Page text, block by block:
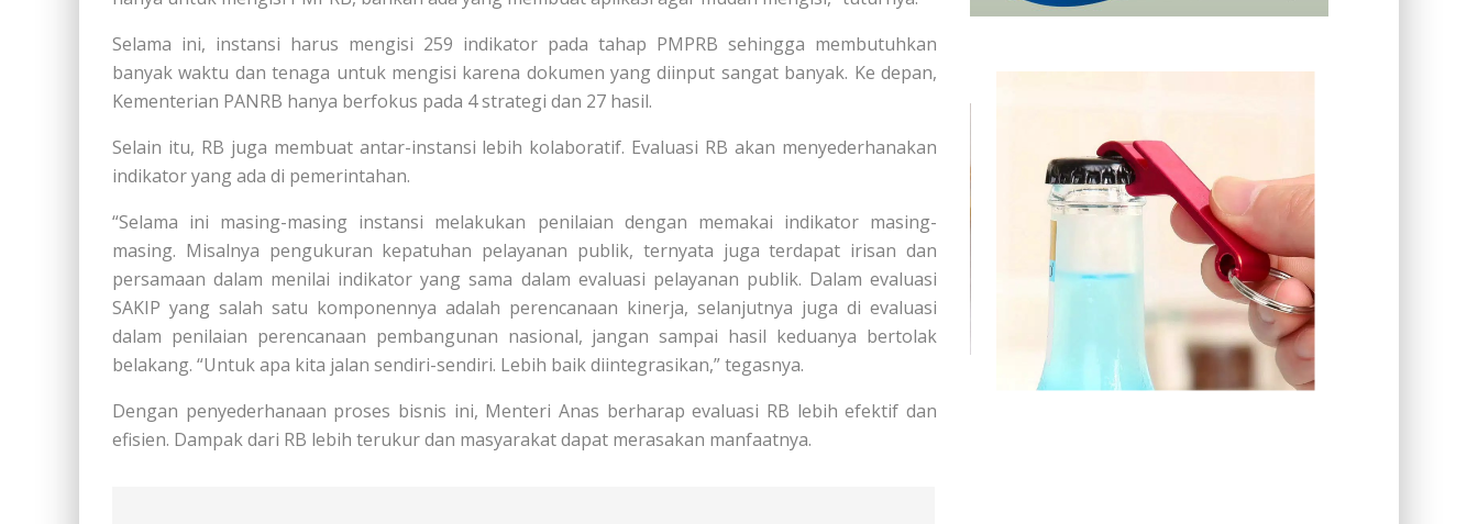
Selama ini, instansi harus mengisi 259 indikator pada tahap PMPRB sehingga membutuhkan
banyak waktu dan tenaga untuk mengisi karena dokumen yang diinput sangat banyak. Ke depan,
Kementerian PANRB hanya berfokus pada 4 strategi dan 27 hasil.
Selain itu, RB juga membuat antar-instansi lebih kolaboratif. Evaluasi RB akan menyederhanakan
indikator yang ada di pemerintahan.
“Selama ini masing-masing instansi melakukan penilaian dengan memakai indikator masing-
masing. Misalnya pengukuran kepatuhan pelayanan publik, ternyata juga terdapat irisan dan
persamaan dalam menilai indikator yang sama dalam evaluasi pelayanan publik. Dalam evaluasi
SAKIP yang salah satu komponennya adalah perencanaan kinerja, selanjutnya juga di evaluasi
dalam penilaian perencanaan pembangunan nasional, jangan sampai hasil keduanya bertolak
belakang. “Untuk apa kita jalan sendiri-sendiri. Lebih baik diintegrasikan,” tegasnya.
Dengan penyederhanaan proses bisnis ini, Menteri Anas berharap evaluasi RB lebih efektif dan
efisien. Dampak dari RB lebih terukur dan masyarakat dapat merasakan manfaatnya.